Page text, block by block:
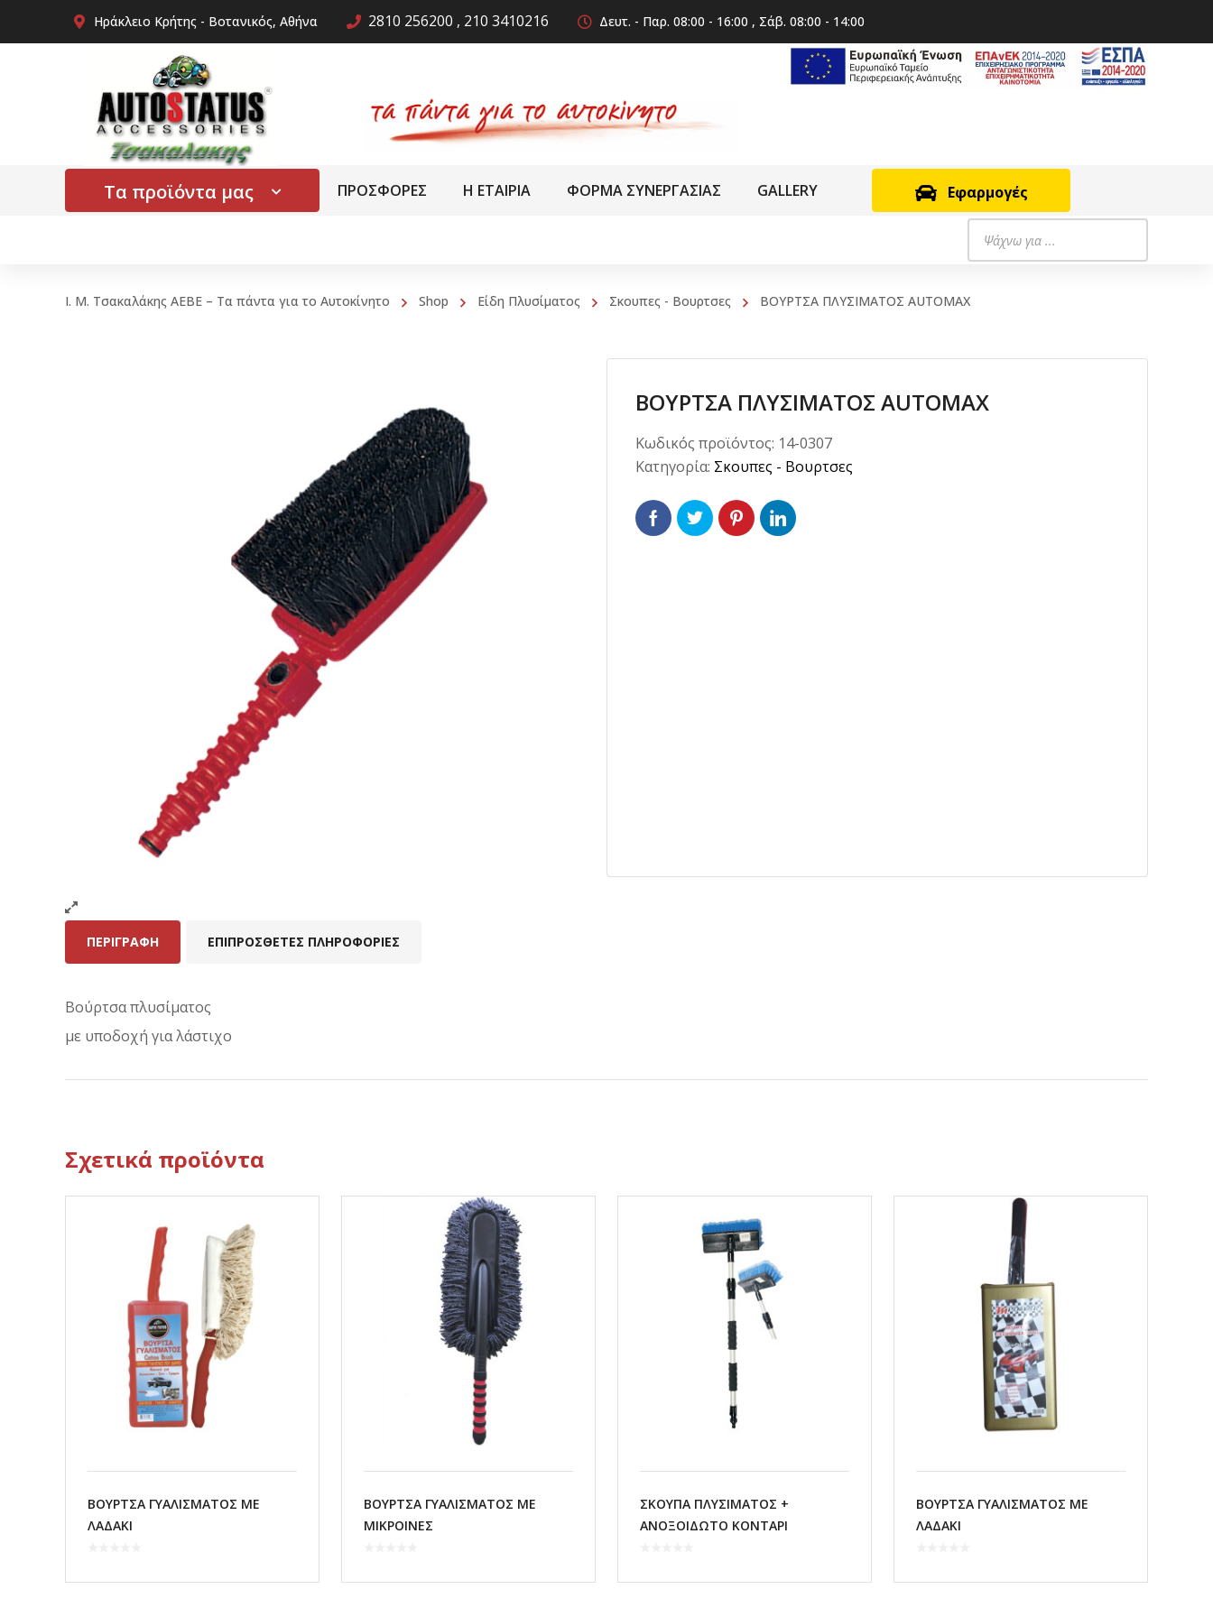
Ηράκλειο Κρήτης - Βοτανικός, Αθήνα 2810 256200 , 210 3410216 Δευτ. - Παρ. 08:00 - 16:00 , Σάβ. 08:00 - 14:00
Τα προϊόντα μας ΠΡΟΣΦΟΡΕΣ Η ΕΤΑΙΡΙΑ ΦΟΡΜΑ ΣΥΝΕΡΓΑΣΙΑΣ GALLERY
Εφαρμογές
Products
search
Ι. Μ. Τσακαλάκης ΑΕΒΕ – Τα πάντα για το Αυτοκίνητο Shop Είδη Πλυσίματος Σκουπες - Βουρτσες ΒΟΥΡΤΣΑ ΠΛΥΣΙΜΑΤΟΣ AUTOMAX
ΒΟΥΡΤΣΑ ΠΛΥΣΙΜΑΤΟΣ AUTOMAX
Κωδικός προϊόντος: 14-0307
Κατηγορία: Σκουπες - Βουρτσες
ΠΕΡΙΓΡΑΦΉ ΕΠΙΠΡΌΣΘΕΤΕΣ ΠΛΗΡΟΦΟΡΊΕΣ
Βούρτσα πλυσίματος
με υποδοχή για λάστιχο
Σχετικά προϊόντα
ΒΟΥΡΤΣΑ ΓΥΑΛΙΣΜΑΤΟΣ ΜΕ
ΛΑΔΑΚΙ
ΒΟΥΡΤΣΑ ΓΥΑΛΙΣΜΑΤΟΣ ΜΕ
ΜΙΚΡΟΙΝΕΣ
ΣΚΟΥΠΑ ΠΛΥΣΙΜΑΤΟΣ +
ΑΝΟΞΟΙΔΩΤΟ ΚΟΝΤΑΡΙ
ΒΟΥΡΤΣΑ ΓΥΑΛΙΣΜΑΤΟΣ ΜΕ
ΛΑΔΑΚΙ